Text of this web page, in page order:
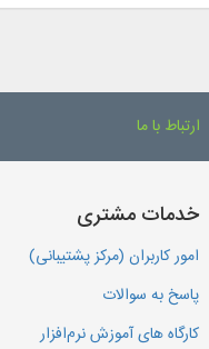
ارتباط با ما
خدمات مشتری
امور کاربران (مرکز پشتیبانی)
پاسخ به سوالات
کارگاه های آموزش نرم‌افزار